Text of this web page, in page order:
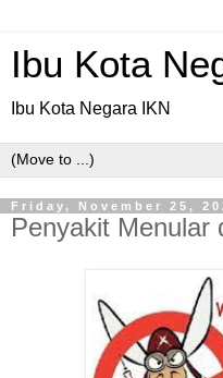
Ibu Kota
Ibu Kota Negara IKN
Friday, November 25,
Penyakit Menular